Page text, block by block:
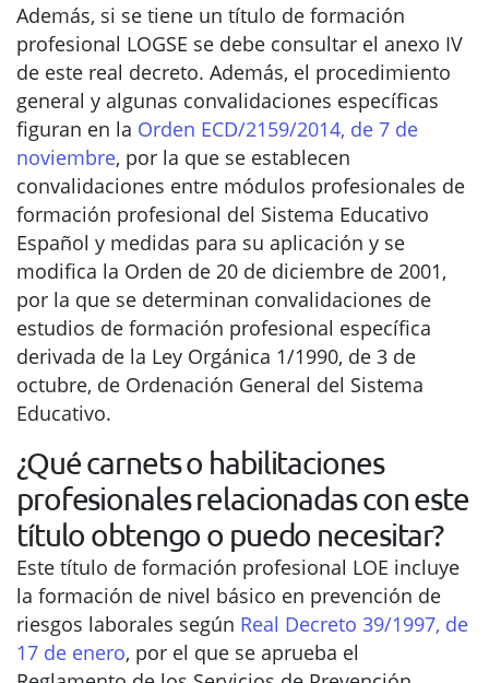
Además, si se tiene un título de formación
profesional LOGSE se debe consultar el anexo IV
de este real decreto. Además, el procedimiento
general y algunas convalidaciones específicas
figuran en la Orden ECD/2159/2014, de 7 de
noviembre, por la que se establecen
convalidaciones entre módulos profesionales de
formación profesional del Sistema Educativo
Español y medidas para su aplicación y se
modifica la Orden de 20 de diciembre de 2001,
por la que se determinan convalidaciones de
estudios de formación profesional específica
derivada de la Ley Orgánica 1/1990, de 3 de
octubre, de Ordenación General del Sistema
Educativo.
¿Qué carnets o habilitaciones
profesionales relacionadas con este
título obtengo o puedo necesitar?
Este título de formación profesional LOE incluye
la formación de nivel básico en prevención de
riesgos laborales según Real Decreto 39/1997, de
17 de enero, por el que se aprueba el